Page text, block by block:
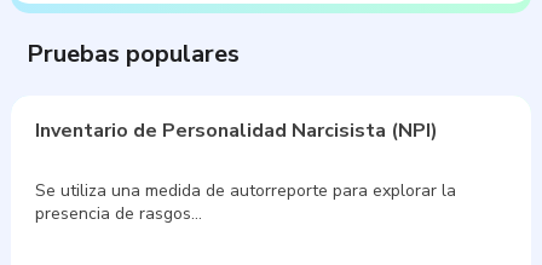
Pruebas populares
Inventario de Personalidad Narcisista (NPI)
Se utiliza una medida de autorreporte para explorar la
presencia de rasgos…